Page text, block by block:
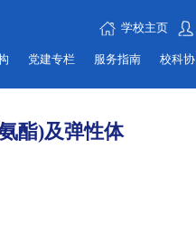
学校主页
党建专栏 服务指南 校科协
酯)及弹性体